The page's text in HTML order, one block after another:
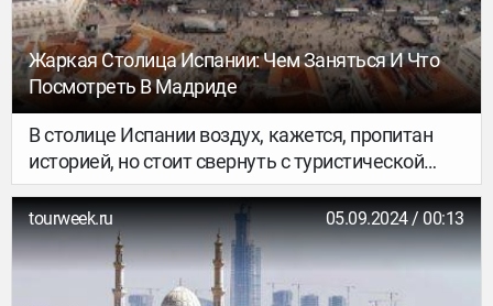
Жаркая Столица Испании: Чем Заняться И Что
Посмотреть В Мадриде
В столице Испании воздух, кажется, пропитан
историей, но стоит свернуть с туристической
тропы, как город показывает свою другую
сторону — камерную и живую. Здесь между
величественными фасадами спрятаны уютные
дворики с цветущими апельсиновыми
деревьями, а утренний кофе в маленьком
tourweek.ru 05.09.2024 / 00:13